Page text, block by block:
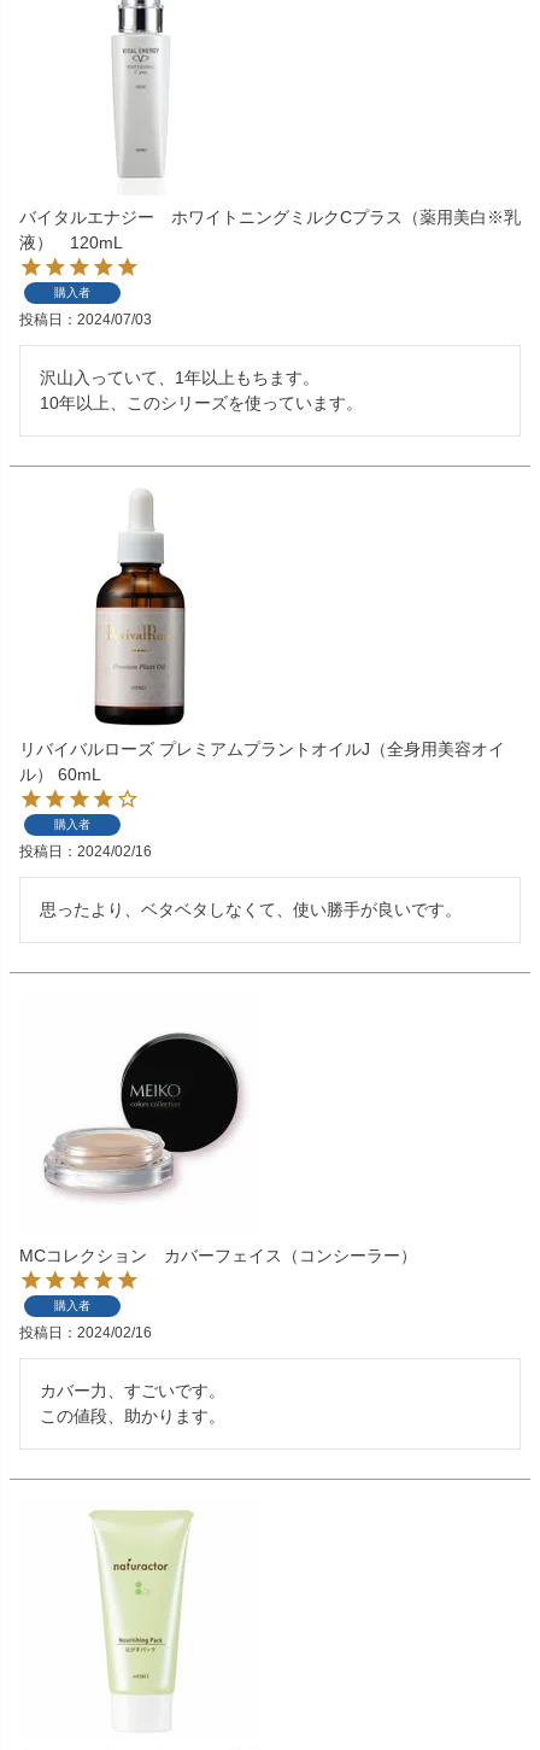
バイタルエナジー ホワイトニングミルクCプラス（薬用美白※乳
液） 120mL
購入者
投稿日 2024/07/03
沢山入っていて、1年以上もちます。
10年以上、このシリーズを使っています。
リバイバルローズ プレミアムプラントオイルJ（全身用美容オイ
ル） 60mL
購入者
投稿日 2024/02/16
思ったより、ベタベタしなくて、使い勝手が良いです。
MCコレクション カバーフェイス（コンシーラー）
購入者
投稿日 2024/02/16
カバー力、すごいです。
この値段、助かります。